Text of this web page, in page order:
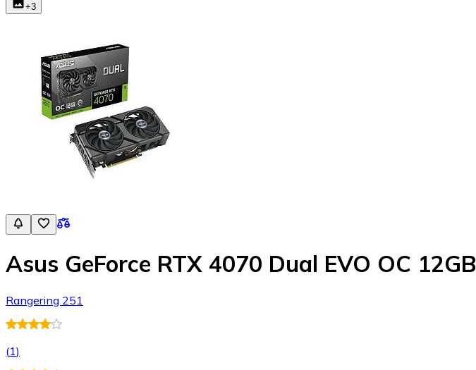
+3
Asus GeForce RTX 4070 Dual EVO OC 12GB
Rangering 251
(1)